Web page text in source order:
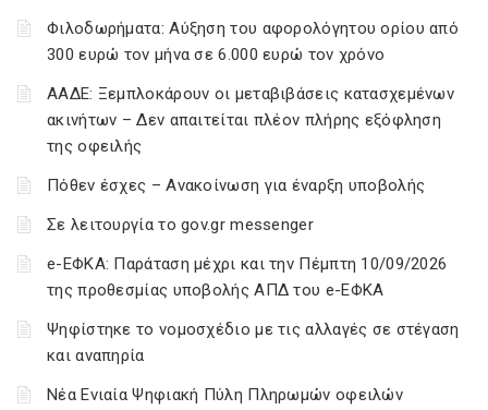
Φιλοδωρήματα: Αύξηση του αφορολόγητου ορίου από
300 ευρώ τον μήνα σε 6.000 ευρώ τον χρόνο
ΑΑΔΕ: Ξεμπλοκάρουν οι μεταβιβάσεις κατασχεμένων
ακινήτων – Δεν απαιτείται πλέον πλήρης εξόφληση
της οφειλής
Πόθεν έσχες – Ανακοίνωση για έναρξη υποβολής
Σε λειτουργία το gov.gr messenger
e-ΕΦΚΑ: Παράταση μέχρι και την Πέμπτη 10/09/2026
της προθεσμίας υποβολής ΑΠΔ του e-ΕΦΚΑ
Ψηφίστηκε το νομοσχέδιο με τις αλλαγές σε στέγαση
και αναπηρία
Νέα Ενιαία Ψηφιακή Πύλη Πληρωμών οφειλών